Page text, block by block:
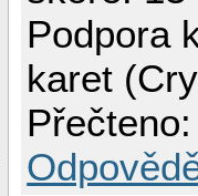
Podpora
karet